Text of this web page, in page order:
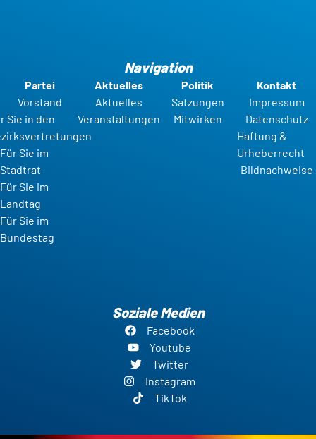
Navigation
Partei
Vorstand
Sie in den
Für Sie im
Stadtrat
Für Sie im
Landtag
Für Sie im
Bundestag
Aktuelles
Aktuelles
Veranstaltungen
Politik
Satzungen
Mitwirken
Kontakt
Impressum
Datenschutz
Haftung &
Urheberrecht
Bildnachweise
Soziale Medien
Facebook
Youtube
Twitter
Instagram
TikTok